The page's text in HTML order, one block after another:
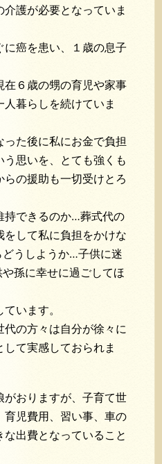
護が必要となっていま
癌を患い、１歳の息子
６歳の甥の育児や家事
暮らしを続けていま
た後に私にお金で負担
思いを、とても強くも
の援助も一切受けとろ
持できるのか…葬式代の
して私に負担をかけな
うしようか…子供に迷
孫に幸せに過ごしてほ
います。
の方々は自分が徐々に
て実感しておられま
おりますが、子育て世
児費用、習い事、車の
出費となっていること